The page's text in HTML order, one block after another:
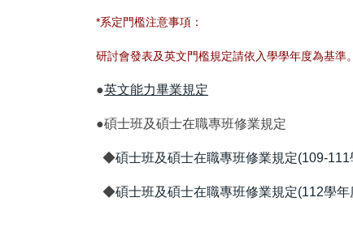
*系定門檻注意事項：
研討會發表及英文門檻規定請依入學學年度為基準。
●英文能力畢業規定
●碩士班及碩士在職專班修業規定
◆碩士班及碩士在職專班修業規定(109-
◆碩士班及碩士在職專班修業規定(112學